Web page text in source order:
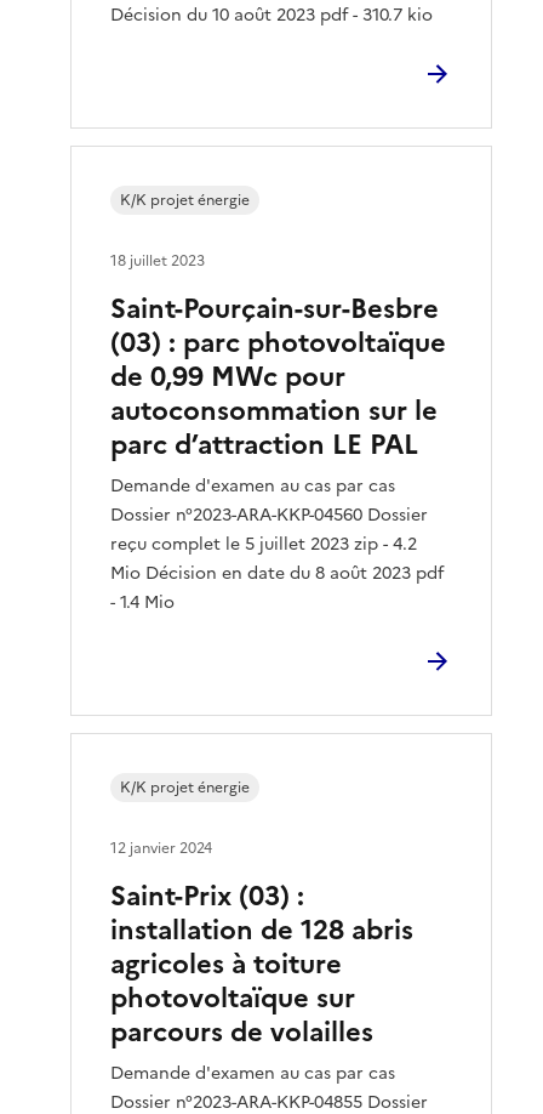
Décision du 10 août 2023 pdf - 310.7 kio
Saint-Pourçain-sur-Besbre
(03) : parc photovoltaïque
de 0,99 MWc pour
autoconsommation sur le
parc d’attraction LE PAL
Demande d'examen au cas par cas
Dossier n°2023-ARA-KKP-04560 Dossier
reçu complet le 5 juillet 2023 zip - 4.2
Mio Décision en date du 8 août 2023 pdf
- 1.4 Mio
K/K projet énergie
18 juillet 2023
Saint-Prix (03) :
installation de 128 abris
agricoles à toiture
photovoltaïque sur
parcours de volailles
Demande d'examen au cas par cas
Dossier n°2023-ARA-KKP-04855 Dossier
K/K projet énergie
12 janvier 2024